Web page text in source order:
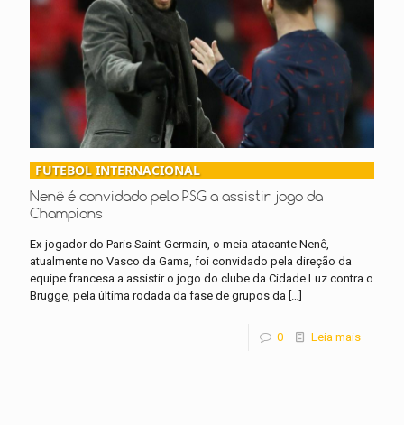
FUTEBOL INTERNACIONAL
Nenê é convidado pelo PSG a assistir jogo da
Champions
Ex-jogador do Paris Saint-Germain, o meia-atacante Nenê,
atualmente no Vasco da Gama, foi convidado pela direção da
equipe francesa a assistir o jogo do clube da Cidade Luz contra o
Brugge, pela última rodada da fase de grupos da […]
0 Leia mais